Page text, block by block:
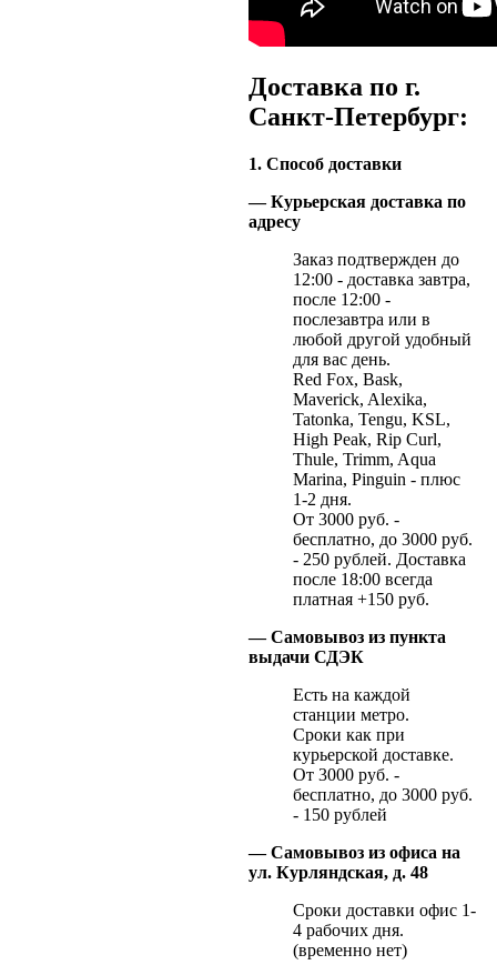
Доставка по г.
Санкт-Петербург:
1. Способ доставки
— Курьерская доставка по
адресу
Заказ подтвержден до
12:00 - доставка завтра,
после 12:00 -
послезавтра или в
любой другой удобный
для вас день.
Red Fox, Bask,
Maverick, Alexika,
Tatonka, Tengu, KSL,
High Peak, Rip Curl,
Thule, Trimm, Aqua
Marina, Pinguin - плюс
1-2 дня.
От 3000 руб. -
бесплатно, до 3000 руб.
- 250 рублей. Доставка
после 18:00 всегда
платная +150 руб.
— Самовывоз из пункта
выдачи СДЭК
Есть на каждой
станции метро.
Сроки как при
курьерской доставке.
От 3000 руб. -
бесплатно, до 3000 руб.
- 150 рублей
— Самовывоз из офиса на
ул. Курляндская, д. 48
Сроки доставки офис 1-
4 рабочих дня.
(временно нет)